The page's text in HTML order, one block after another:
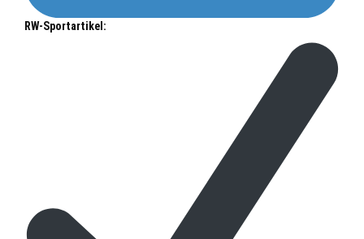
RW-Sportartikel: